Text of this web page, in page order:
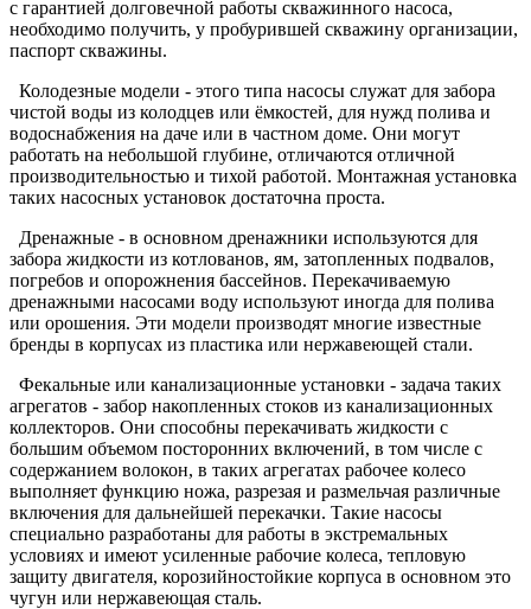
с гарантией долговечной работы скважинного насоса,
необходимо получить, у пробурившей скважину организации,
паспорт скважины.
Колодезные модели - этого типа насосы служат для забора
чистой воды из колодцев или ёмкостей, для нужд полива и
водоснабжения на даче или в частном доме. Они могут
работать на небольшой глубине, отличаются отличной
производительностью и тихой работой. Монтажная установка
таких насосных установок достаточна проста.
Дренажные - в основном дренажники используются для
забора жидкости из котлованов, ям, затопленных подвалов,
погребов и опорожнения бассейнов. Перекачиваемую
дренажными насосами воду используют иногда для полива
или орошения. Эти модели производят многие известные
бренды в корпусах из пластика или нержавеющей стали.
Фекальные или канализационные установки - задача таких
агрегатов - забор накопленных стоков из канализационных
коллекторов. Они способны перекачивать жидкости с
большим объемом посторонних включений, в том числе с
содержанием волокон, в таких агрегатах рабочее колесо
выполняет функцию ножа, разрезая и размельчая различные
включения для дальнейшей перекачки. Такие насосы
специально разработаны для работы в экстремальных
условиях и имеют усиленные рабочие колеса, тепловую
защиту двигателя, корозийностойкие корпуса в основном это
чугун или нержавеющая сталь.